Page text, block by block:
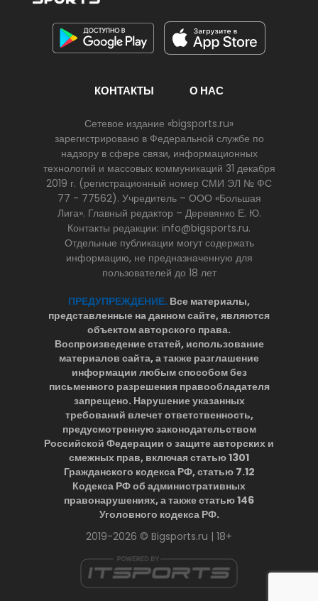
КОНТАКТЫ О НАС
Сетевое издание «bigsports.ru»
зарегистрировано в Федеральной службе по
надзору в сфере связи, информационных
технологий и массовых коммуникаций 31 декабря
2019 г. (регистрационный номер СМИ ЭЛ № ФС
77 - 77562). Учредитель – ООО «Большая
Лига». Главный редактор – Деревянко Е. Ю.
Контакты редакции: info@bigsports.ru.
Отдельные публикации могут содержать
информацию, не предназначенную для
пользователей до 18 лет
ПРЕДУПРЕЖДЕНИЕ. Все материалы,
представленные на данном сайте, являются
объектом авторского права.
Воспроизведение статей, использование
материалов сайта, а также разглашение
информации любым способом без
письменного разрешения правообладателя
запрещено. Нарушение указанных
требований влечет ответственность,
предусмотренную законодательством
Российской Федерации о защите авторских и
смежных прав, включая статью 1301
Гражданского кодекса РФ, статью 7.12
Кодекса РФ об административных
правонарушениях, а также статью 146
Уголовного кодекса РФ.
2019-2026 © Bigsports.ru | 18+